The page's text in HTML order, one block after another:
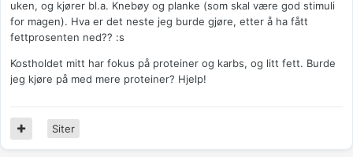
uken, og kjører bl.a. Knebøy og planke (som skal være god stimuli
for magen). Hva er det neste jeg burde gjøre, etter å ha fått
fettprosenten ned?? :s
Kostholdet mitt har fokus på proteiner og karbs, og litt fett. Burde
jeg kjøre på med mere proteiner? Hjelp!
Siter